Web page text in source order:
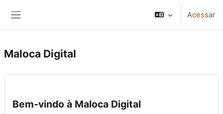
Acessar
Maloca Digital
Bem-vindo à Maloca Digital